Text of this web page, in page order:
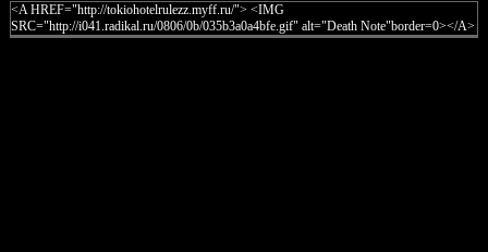
<A HREF="http://tokiohotelrulezz.myff.ru/"> <IMG
SRC="http://i041.radikal.ru/0806/0b/035b3a0a4bfe.gif" alt="Death Note"border=0></A>